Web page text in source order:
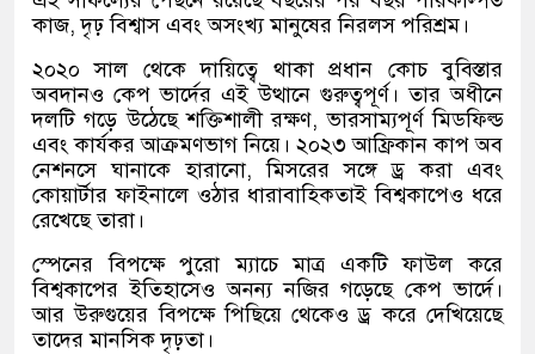
কাজ, দৃঢ় বিশ্বাস এবং অসংখ্য মানুষের নিরলস পরিশ্রম।
২০২০ সাল থেকে দায়িত্বে থাকা প্রধান কোচ বুবিস্তার
অবদানও কেপ ভার্দের এই উত্থানে গুরুত্বপূর্ণ। তার অধীনে
দলটি গড়ে উঠেছে শক্তিশালী রক্ষণ, ভারসাম্যপূর্ণ মিডফিল্ড
এবং কার্যকর আক্রমণভাগ নিয়ে। ২০২৩ আফ্রিকান কাপ অব
নেশনসে ঘানাকে হারানো, মিসরের সঙ্গে ড্র করা এবং
কোয়ার্টার ফাইনালে ওঠার ধারাবাহিকতাই বিশ্বকাপেও ধরে
রেখেছে তারা।
স্পেনের বিপক্ষে পুরো ম্যাচে মাত্র একটি ফাউল করে
বিশ্বকাপের ইতিহাসেও অনন্য নজির গড়েছে কেপ ভার্দে।
আর উরুগুয়ের বিপক্ষে পিছিয়ে থেকেও ড্র করে দেখিয়েছে
তাদের মানসিক দৃঢ়তা।